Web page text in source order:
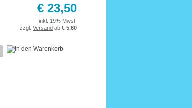
€ 23,50
inkl. 19% Mwst.
zzgl. Versand ab € 5,60